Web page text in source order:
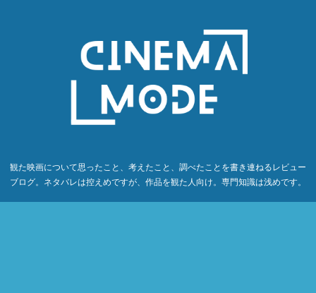
観た映画について思ったこと、考えたこと、調べたことを書き連ねるレビュー
ブログ。ネタバレは控えめですが、作品を観た人向け。専門知識は浅めです。